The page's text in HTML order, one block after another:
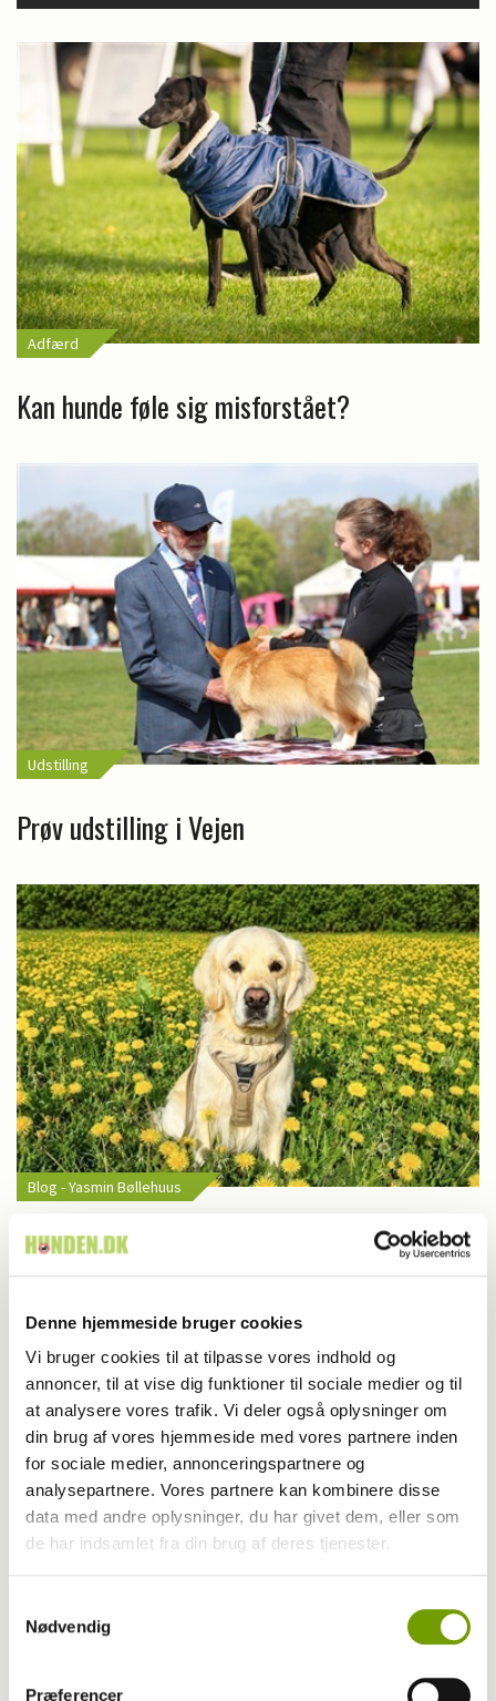
Denne hjemmeside bruger cookies
Vi bruger cookies til at tilpasse vores indhold og
annoncer, til at vise dig funktioner til sociale medier og til
at analysere vores trafik. Vi deler også oplysninger om
din brug af vores hjemmeside med vores partnere inden
for sociale medier, annonceringspartnere og
analysepartnere. Vores partnere kan kombinere disse
data med andre oplysninger, du har givet dem, eller som
de har indsamlet fra din brug af deres tjenester.
Nødvendig
Præferencer
Adfærd
Kan hunde føle sig misforstået?
Udstilling
Prøv udstilling i Vejen
Blog - Yasmin Bøllehuus
Skolehunden James skaber trygge prøver
Du elsker din hund – men elsker den dig?